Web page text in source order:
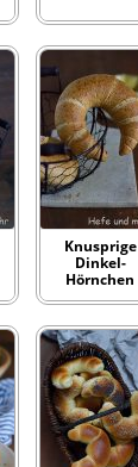
Knusprige
Dinkel-
Hörnchen